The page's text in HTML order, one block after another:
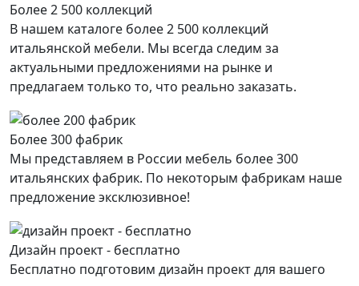
Более 2 500 коллекций
В нашем каталоге более 2 500 коллекций
итальянской мебели. Мы всегда следим за
актуальными предложениями на рынке и
предлагаем только то, что реально заказать.
Более 300 фабрик
Мы представляем в России мебель более 300
итальянских фабрик. По некоторым фабрикам наше
предложение эксклюзивное!
Дизайн проект - бесплатно
Бесплатно подготовим дизайн проект для вашего